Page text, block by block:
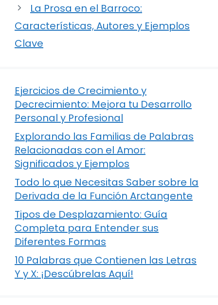
La Prosa en el Barroco:
Características, Autores y Ejemplos
Clave
Ejercicios de Crecimiento y
Decrecimiento: Mejora tu Desarrollo
Personal y Profesional
Explorando las Familias de Palabras
Relacionadas con el Amor:
Significados y Ejemplos
Todo lo que Necesitas Saber sobre la
Derivada de la Función Arctangente
Tipos de Desplazamiento: Guía
Completa para Entender sus
Diferentes Formas
10 Palabras que Contienen las Letras
Y y X: ¡Descúbrelas Aquí!